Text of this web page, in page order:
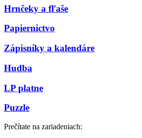
Hrnčeky a fľaše
Papiernictvo
Zápisníky a kalendáre
Hudba
LP platne
Puzzle
Prečítate na zariadeniach: